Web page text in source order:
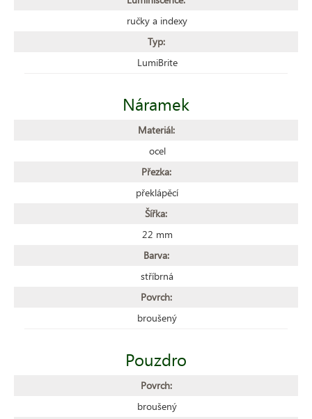
ručky a indexy
Typ:
LumiBrite
Náramek
Materiál:
ocel
Přezka:
překlápěcí
Šířka:
22 mm
Barva:
stříbrná
Povrch:
broušený
Pouzdro
Povrch:
broušený